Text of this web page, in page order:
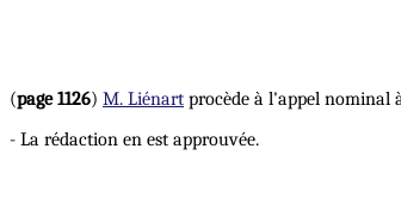
(page 1126) M. Liénart procède à l'appel nominal
- La rédaction en est approuvée.